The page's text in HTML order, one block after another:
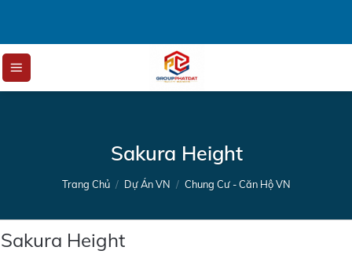
content
Sakura Height
Trang Chủ / Dự Án VN / Chung Cư - Căn Hộ VN
Sakura Height